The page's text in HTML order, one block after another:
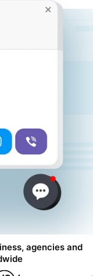
agencies and